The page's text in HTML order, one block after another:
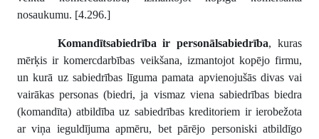
nosaukumu. [4.296.]
Komandītsabiedrība ir personālsabiedrība, kuras
mērķis ir komercdarbības veikšana, izmantojot kopējo firmu,
un kurā uz sabiedrības līguma pamata apvienojušās divas vai
vairākas personas (biedri, ja vismaz viena sabiedrības biedra
(komandīta) atbildība uz sabiedrības kreditoriem ir ierobežota
ar viņa ieguldījuma apmēru, bet pārējo personiski atbildīgo